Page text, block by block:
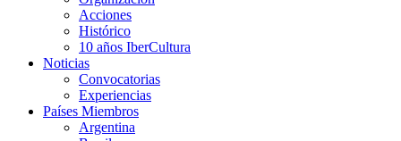
Acciones
Histórico
10 años IberCultura
Noticias
Convocatorias
Experiencias
Países Miembros
Argentina